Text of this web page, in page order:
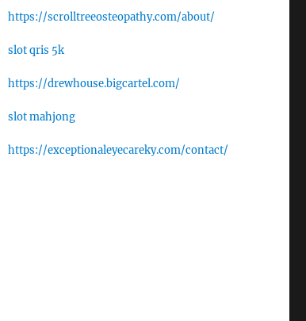
https://scrolltreeosteopathy.com/about/
slot qris 5k
https://drewhouse.bigcartel.com/
slot mahjong
https://exceptionaleyecareky.com/contact/